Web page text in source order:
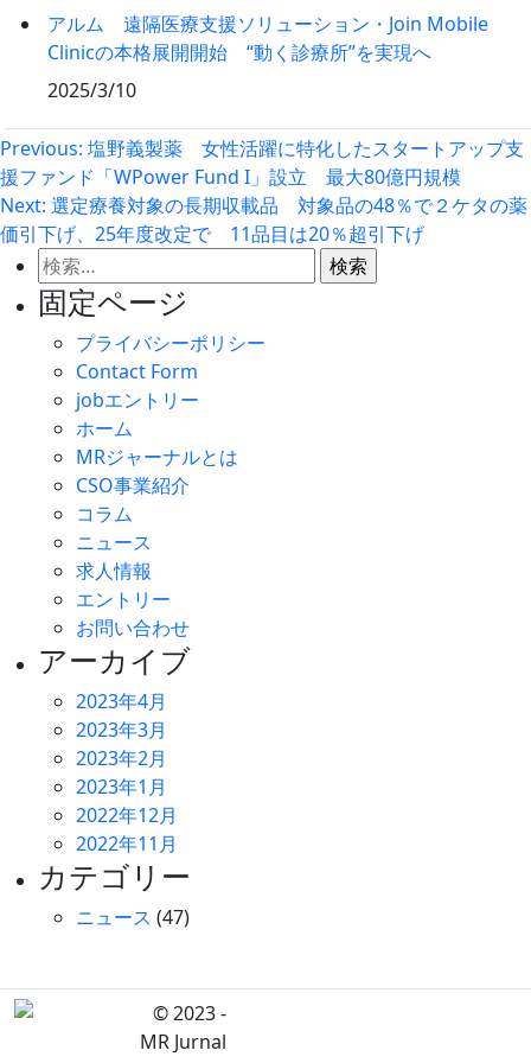
アルム 遠隔医療支援ソリューション・Join Mobile
Clinicの本格展開開始 “動く診療所”を実現へ
2025/3/10
投
稿
ナ
ビ
ゲ
Previous: 塩野義製薬 女性活躍に特化したスタートアップ支
援ファンド「WPower Fund I」設立 最大80億円規模
Next: 選定療養対象の長期収載品 対象品の48％で２ケタの薬
価引下げ、25年度改定で 11品目は20％超引下げ
検
索:
固定ページ
プライバシーポリシー
Contact Form
jobエントリー
ホーム
MRジャーナルとは
CSO事業紹介
コラム
ニュース
求人情報
エントリー
お問い合わせ
アーカイブ
2023年4月
2023年3月
2023年2月
2023年1月
2022年12月
2022年11月
カテゴリー
ニュース (47)
© 2023 -
MR Jurnal